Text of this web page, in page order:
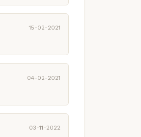
15-02-2021
04-02-2021
03-11-2022